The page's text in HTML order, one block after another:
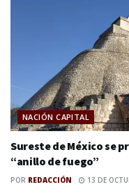
NACIÓN CAPITAL
Sureste de México se
“anillo de fuego”
POR REDACCIÓN 13 DE